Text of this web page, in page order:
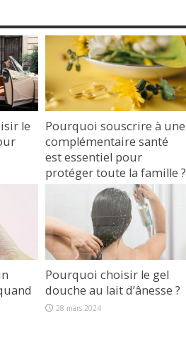
le
Pourquoi souscrire à une
complémentaire santé
est essentiel pour
protéger toute la famille ?
1 octobre 2024
Pourquoi choisir le gel
douche au lait d’ânesse ?
28 mars 2024